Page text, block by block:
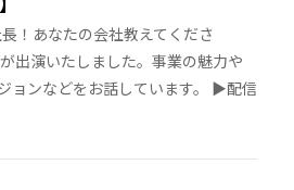
！あなたの会社教えてくださ
出演いたしました。事業の魅力や
ョンなどをお話しています。 ▶︎配信